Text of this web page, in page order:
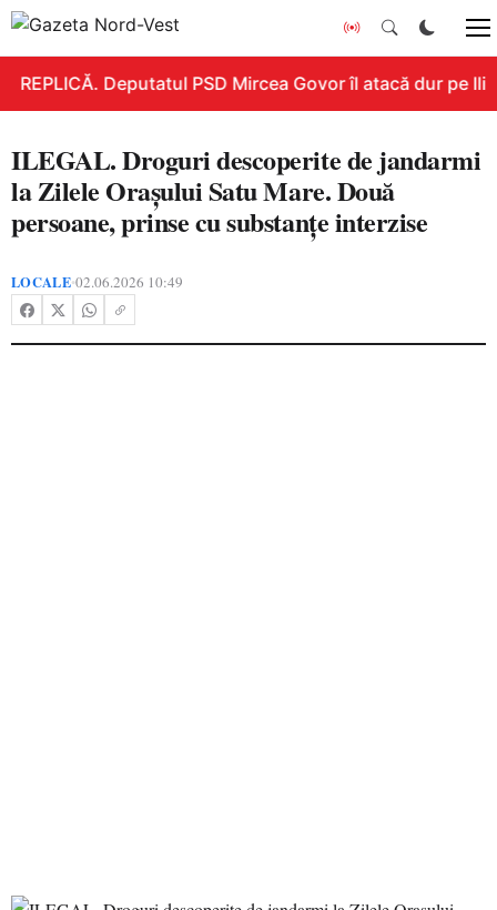
REPLICĂ. Deputatul PSD Mircea Govor îl atacă dur pe
ILEGAL. Droguri descoperite de jandarmi
la Zilele Orașului Satu Mare. Două
persoane, prinse cu substanțe interzise
LOCALE•02.06.2026 10:49